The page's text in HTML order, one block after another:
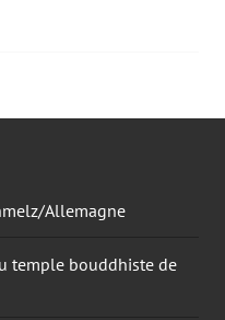
Allemagne
temple bouddhiste de